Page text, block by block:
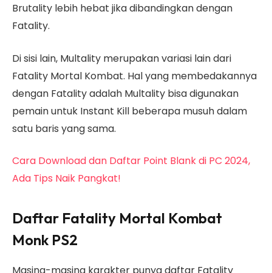
Brutality lebih hebat jika dibandingkan dengan
Fatality.
Di sisi lain, Multality merupakan variasi lain dari
Fatality Mortal Kombat. Hal yang membedakannya
dengan Fatality adalah Multality bisa digunakan
pemain untuk Instant Kill beberapa musuh dalam
satu baris yang sama.
Cara Download dan Daftar Point Blank di PC 2024,
Ada Tips Naik Pangkat!
Daftar Fatality Mortal Kombat
Monk PS2
Masing-masing karakter punya daftar Fatality